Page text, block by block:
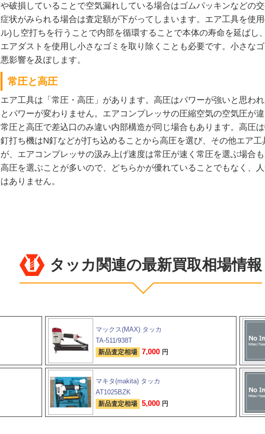
や破損していることで空気漏れしている場合はゴムパッキンなどの
症状がみられる場合は査定額が下がってしまいます。エア工具を使
ル)し空打ちを行うことで内部を循環することで本体の寿命を延ばし
エアダストを使用し小さなゴミを取り除くことも必要です。小さな
悪影響を及ぼします。
常圧と高圧
エア工具は「常圧・高圧」があります。高圧はパワーが強いと思わ
とパワーが変わりません。エアコンプレッサの圧縮空気の空気圧が
常圧と高圧で差込口のみ違い内部構造が同じ場合もあります。高圧
釘打ち機はN釘などが打ち込めることから高圧を選び、その他エア
が、エアコンプレッサの汲み上げ速度は常圧が速く常圧を選ぶ場合
高圧を選ぶことが多いので、どちらかが優れていることでもなく、
はありません。
タッカ関連の最新買取相場情報
マックス(MAX) タッカ
TA-511/938T
新品査定相場 7,000 円
マキタ(makita) タッカ
AT1025BZK
新品査定相場 5,000 円